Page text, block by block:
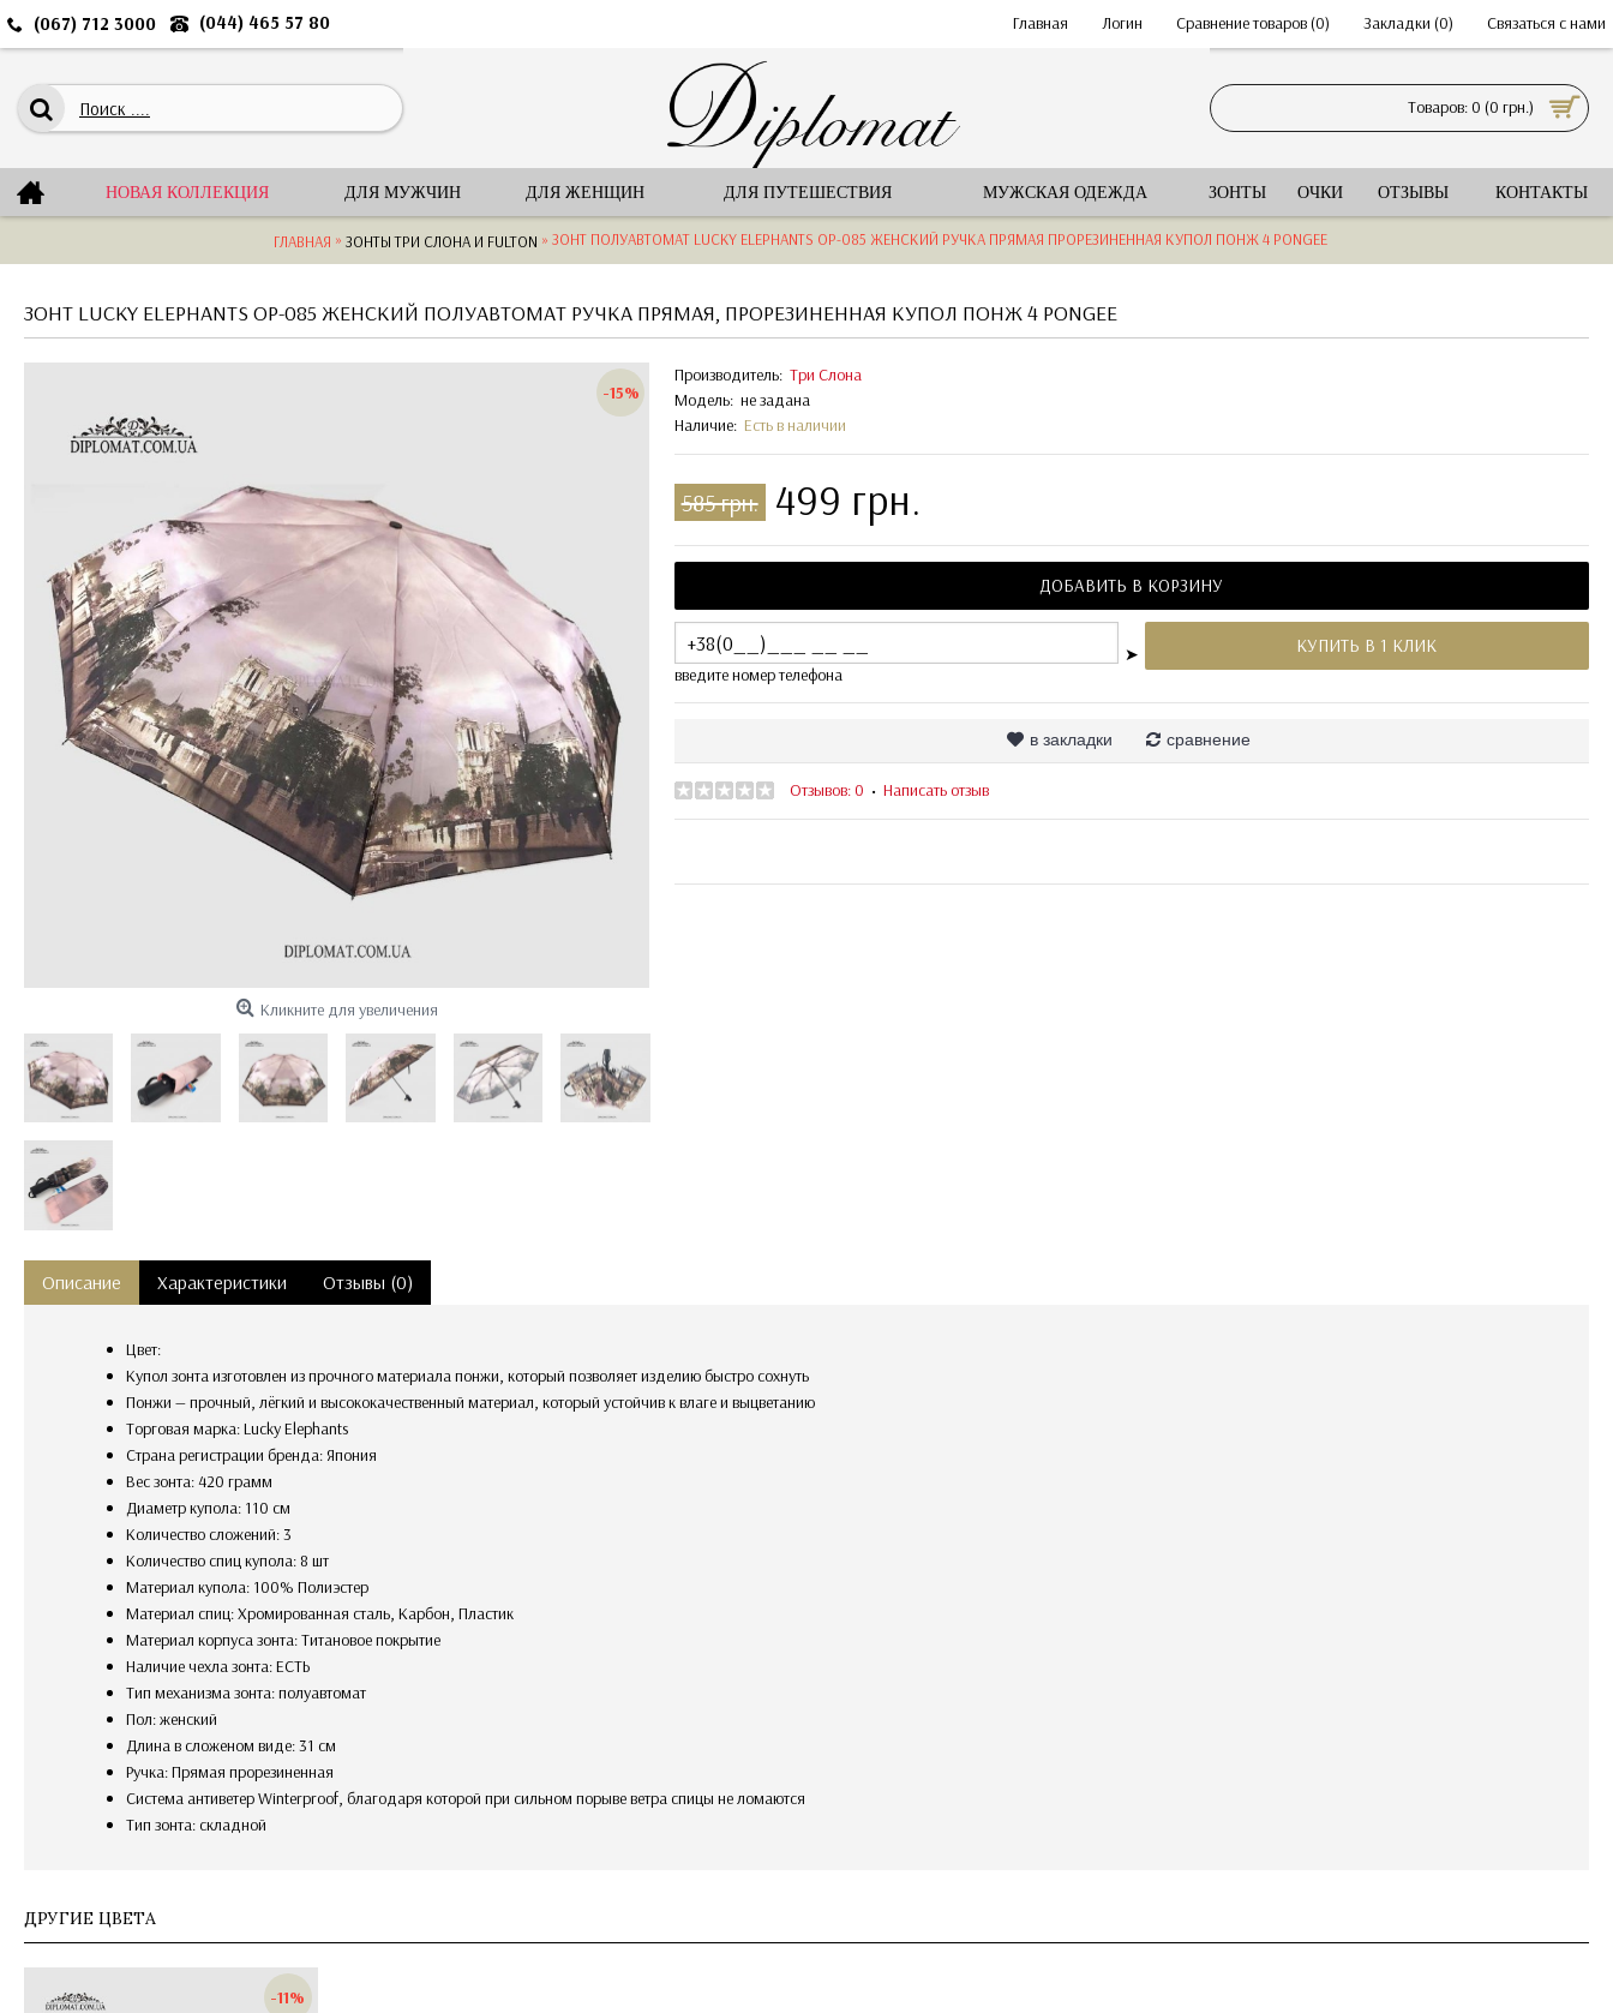
(067) 712 3000 (044) 465 57 80 Главная Логин Сравнение товаров (0) Закладки (0) Связаться с нами
Товаров: 0 (0 грн.)
НОВАЯ КОЛЛЕКЦИЯ ДЛЯ МУЖЧИН ДЛЯ ЖЕНЩИН ДЛЯ ПУТЕШЕСТВИЯ МУЖСКАЯ ОДЕЖДА ЗОНТЫ ОЧКИ ОТЗЫВЫ КОНТАКТЫ
ГЛАВНАЯ » ЗОНТЫ ТРИ СЛОНА И FULTON » ЗОНТ ПОЛУАВТОМАТ LUCKY ELEPHANTS OP-085 ЖЕНСКИЙ РУЧКА ПРЯМАЯ ПРОРЕЗИНЕННАЯ КУПОЛ ПОНЖ 4 PONGEE
ЗОНТ LUCKY ELEPHANTS OP-085 ЖЕНСКИЙ ПОЛУАВТОМАТ РУЧКА ПРЯМАЯ, ПРОРЕЗИНЕННАЯ КУПОЛ ПОНЖ 4 PONGEE
-15%
Кликните для увеличения
Производитель: Три Слона
Модель: не задана
Наличие: Есть в наличии
585 грн. 499 грн.
ДОБАВИТЬ В КОРЗИНУ
введите номер телефона
➤ КУПИТЬ В 1 КЛИК
в закладки сравнение
Отзывов: 0 • Написать отзыв
Описание Характеристики Отзывы (0)
Цвет:
Купол зонта изготовлен из прочного материала понжи, который позволяет изделию быстро сохнуть
Понжи — прочный, лёгкий и высококачественный материал, который устойчив к влаге и выцветанию
Торговая марка: Lucky Elephants
Страна регистрации бренда: Япония
Вес зонта: 420 грамм
Диаметр купола: 110 см
Количество сложений: 3
Количество спиц купола: 8 шт
Материал купола: 100% Полиэстер
Материал спиц: Хромированная сталь, Карбон, Пластик
Материал корпуса зонта: Титановое покрытие
Наличие чехла зонта: ЕСТЬ
Тип механизма зонта: полуавтомат
Пол: женский
Длина в сложеном виде: 31 см
Ручка: Прямая прорезиненная
Система антиветер Winterproof, благодаря которой при сильном порыве ветра спицы не ломаются
Тип зонта: складной
ДРУГИЕ ЦВЕТА
-11%